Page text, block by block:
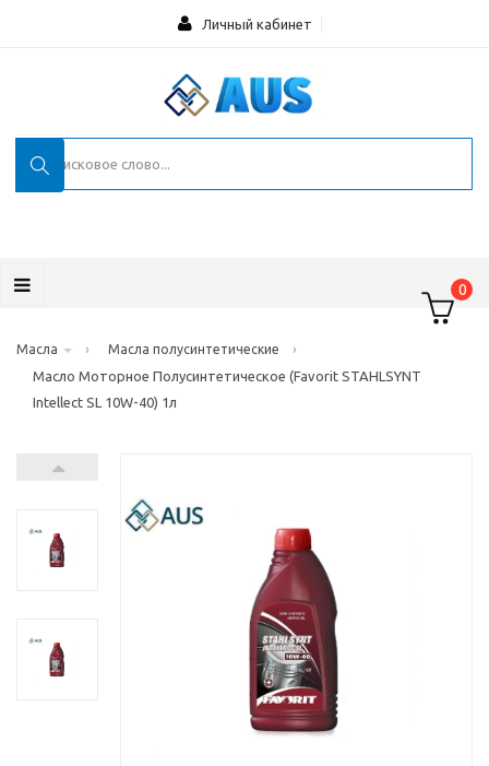
Личный кабинет
0
Масла › Масла полусинтетические
›
Масло Моторное Полусинтетическое (Favorit STAHLSYNT
Intellect SL 10W-40) 1л